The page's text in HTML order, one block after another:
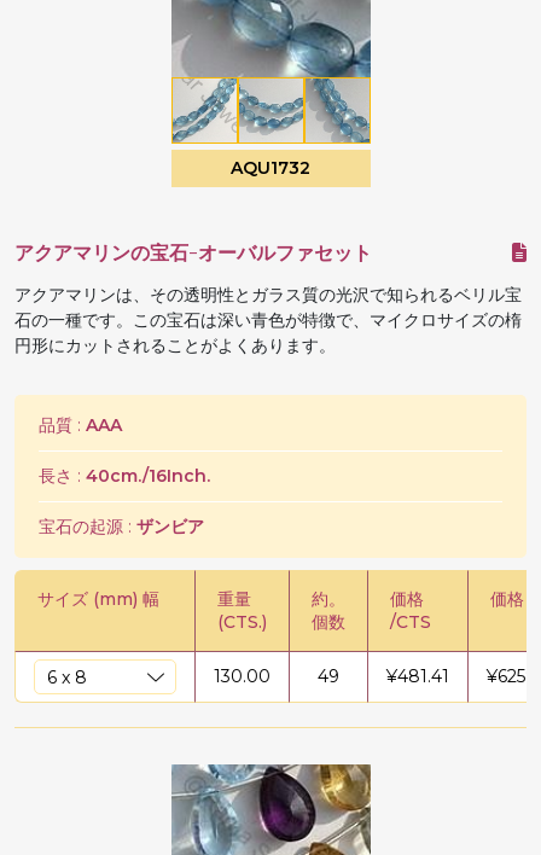
AQU1732
アクアマリンの宝石-オーバルファセット
アクアマリンは、その透明性とガラス質の光沢で知られるベリル宝
石の一種です。この宝石は深い青色が特徴で、マイクロサイズの楕
円形にカットされることがよくあります。
品質 : AAA
長さ : 40cm./16Inch.
宝石の起源 : ザンビア
サイズ (mm) 幅
重量
(CTS.)
約。
個数
価格
/CTS
価格 /
130.00 49 ¥481.41 ¥